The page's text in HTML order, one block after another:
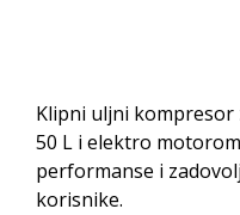
Klipni uljni kompresor
50 L i elektro
performanse i
korisnike.